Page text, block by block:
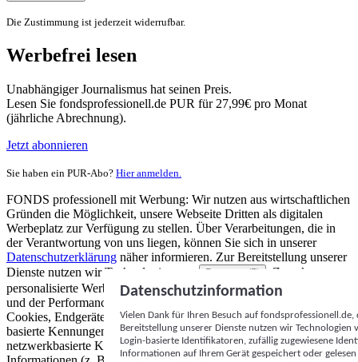
Die Zustimmung ist jederzeit widerrufbar.
Werbefrei lesen
Unabhängiger Journalismus hat seinen Preis.
Lesen Sie fondsprofessionell.de PUR für 27,99€ pro Monat
(jährliche Abrechnung).
Jetzt abonnieren
Sie haben ein PUR-Abo? Hier anmelden.
FONDS professionell mit Werbung: Wir nutzen aus wirtschaftlichen
Gründen die Möglichkeit, unsere Webseite Dritten als digitalen
Werbeplatz zur Verfügung zu stellen. Über Verarbeitungen, die in
der Verantwortung von uns liegen, können Sie sich in unserer
Datenschutzerklärung näher informieren. Zur Bereitstellung unserer
Dienste nutzen wir Technologien von
Partnern (5)
. Zwecke:
personalisierte Werbung und Inhalte, Messung von Werbeleistung
und der Performance von Inhalten sowie Zielgruppenforschung.
Cookies, Endgeräte- oder ähnliche Online-Kennungen (z. B. login-
basierte Kennungen, zufällig generierte Kennungen,
netzwerkbasierte Kennungen) können zusammen mit anderen
Datenschutzinformation
Vielen Dank für Ihren Besuch auf
Bereitstellung unserer Dienste nutzen wir Technologien
Login-basierte Identifikatoren, zufällig zugewiesene
Informationen auf Ihrem Gerät gespeichert oder